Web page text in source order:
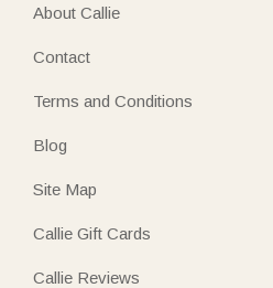
About Callie
Contact
Terms and Conditions
Blog
Site Map
Callie Gift Cards
Callie Reviews